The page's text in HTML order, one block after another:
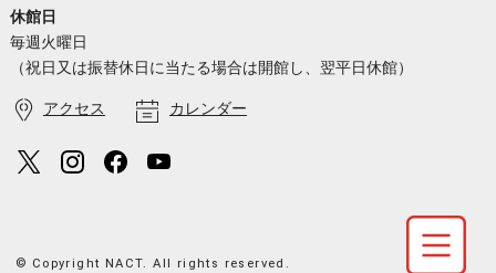
休館日
毎週火曜日
（祝日又は振替休日に当たる場合は開館し、翌平日休館）
アクセス カレンダー
© Copyright NACT. All rights reserved.